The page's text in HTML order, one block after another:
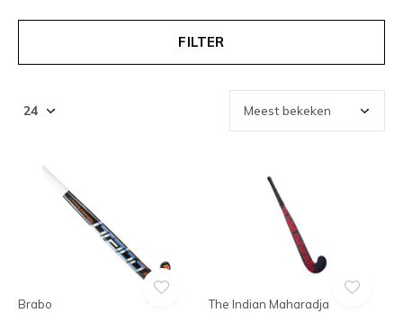
FILTER
Brabo The Indian Maharadja